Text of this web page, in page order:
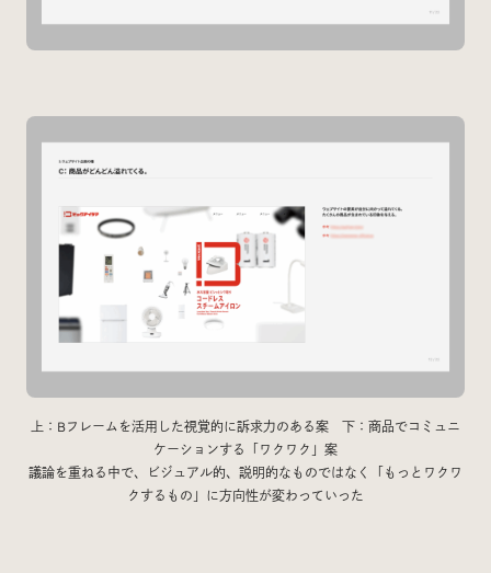
上：Bフレームを活用した視覚的に訴求力のある案 下：商品でコミュニ
ケーションする「ワクワク」案
議論を重ねる中で、ビジュアル的、説明的なものではなく「もっとワクワ
クするもの」に方向性が変わっていった